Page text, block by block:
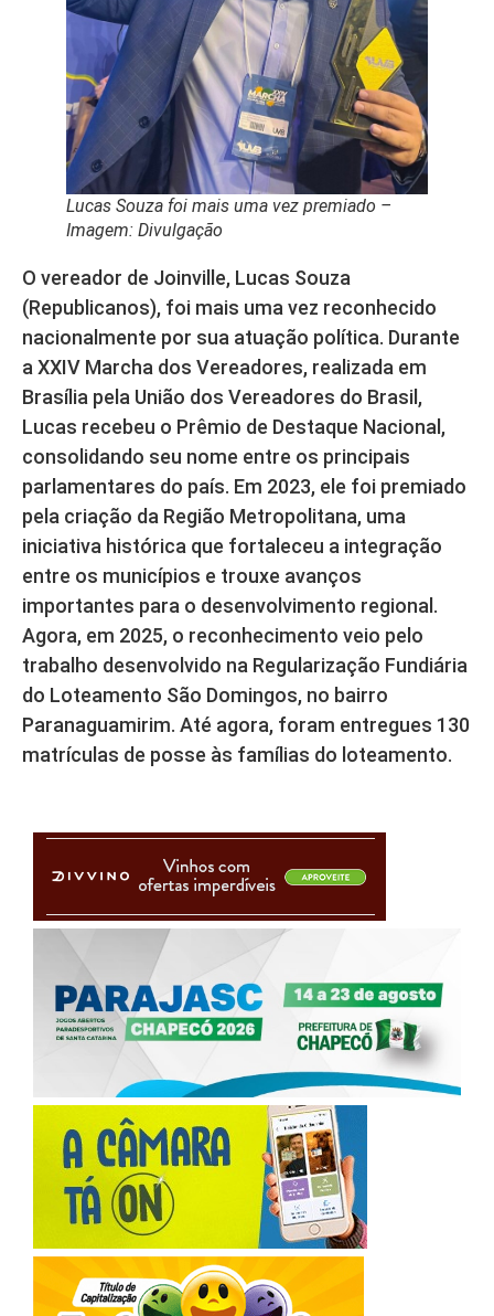
Lucas Souza foi mais uma vez premiado –
Imagem: Divulgação
O vereador de Joinville, Lucas Souza
(Republicanos), foi mais uma vez reconhecido
nacionalmente por sua atuação política. Durante
a XXIV Marcha dos Vereadores, realizada em
Brasília pela União dos Vereadores do Brasil,
Lucas recebeu o Prêmio de Destaque Nacional,
consolidando seu nome entre os principais
parlamentares do país. Em 2023, ele foi premiado
pela criação da Região Metropolitana, uma
iniciativa histórica que fortaleceu a integração
entre os municípios e trouxe avanços
importantes para o desenvolvimento regional.
Agora, em 2025, o reconhecimento veio pelo
trabalho desenvolvido na Regularização Fundiária
do Loteamento São Domingos, no bairro
Paranaguamirim. Até agora, foram entregues 130
matrículas de posse às famílias do loteamento.